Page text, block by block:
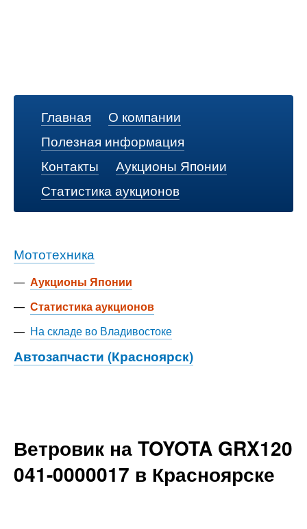
Главная
О компании
Полезная информация
Контакты
Аукционы Японии
Статистика аукционов
Мототехника
— Аукционы Японии
— Статистика аукционов
— На складе во Владивостоке
Автозапчасти (Красноярск)
Ветровик на TOYOTA GRX120
041-0000017 в Красноярске